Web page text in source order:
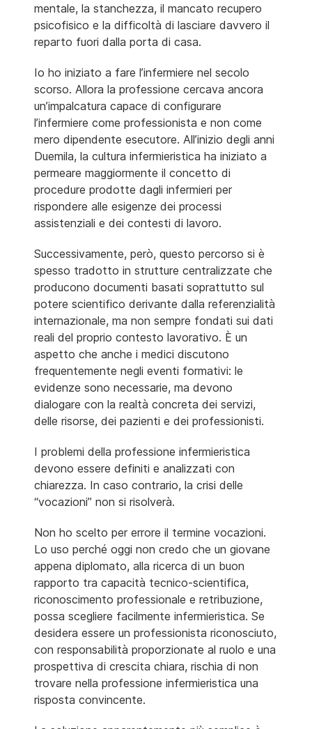
mentale, la stanchezza, il mancato recupero
psicofisico e la difficoltà di lasciare davvero il
reparto fuori dalla porta di casa.
Io ho iniziato a fare l’infermiere nel secolo
scorso. Allora la professione cercava ancora
un’impalcatura capace di configurare
l’infermiere come professionista e non come
mero dipendente esecutore. All’inizio degli anni
Duemila, la cultura infermieristica ha iniziato a
permeare maggiormente il concetto di
procedure prodotte dagli infermieri per
rispondere alle esigenze dei processi
assistenziali e dei contesti di lavoro.
Successivamente, però, questo percorso si è
spesso tradotto in strutture centralizzate che
producono documenti basati soprattutto sul
potere scientifico derivante dalla referenzialità
internazionale, ma non sempre fondati sui dati
reali del proprio contesto lavorativo. È un
aspetto che anche i medici discutono
frequentemente negli eventi formativi: le
evidenze sono necessarie, ma devono
dialogare con la realtà concreta dei servizi,
delle risorse, dei pazienti e dei professionisti.
I problemi della professione infermieristica
devono essere definiti e analizzati con
chiarezza. In caso contrario, la crisi delle
“vocazioni” non si risolverà.
Non ho scelto per errore il termine vocazioni.
Lo uso perché oggi non credo che un giovane
appena diplomato, alla ricerca di un buon
rapporto tra capacità tecnico-scientifica,
riconoscimento professionale e retribuzione,
possa scegliere facilmente infermieristica. Se
desidera essere un professionista riconosciuto,
con responsabilità proporzionate al ruolo e una
prospettiva di crescita chiara, rischia di non
trovare nella professione infermieristica una
risposta convincente.